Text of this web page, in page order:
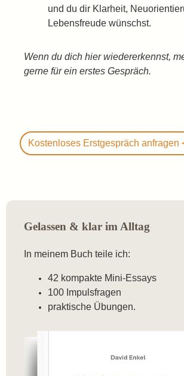
und du dir Klarheit,
Lebensfreude wünschst.
Wenn du dich hier wiedererkennst,
gerne für ein erstes Gespräch.
Kostenloses Erstgespräch anfragen
Gelassen & klar im Alltag
In meinem Buch teile ich:
42 kompakte Mini-Essays
100 Impulsfragen
praktische Übungen.